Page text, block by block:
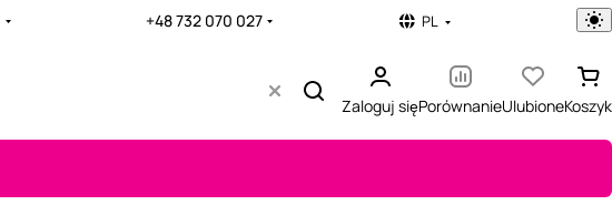
+48 732 070 027 PL
Zaloguj sięPorównanieUlubioneKoszyk